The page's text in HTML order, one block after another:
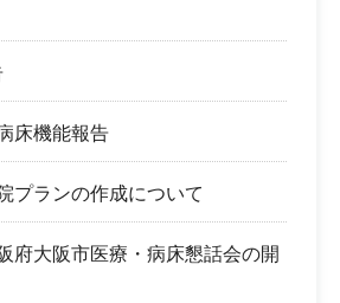
床機能報告
プランの作成について
府大阪市医療・病床懇話会の開